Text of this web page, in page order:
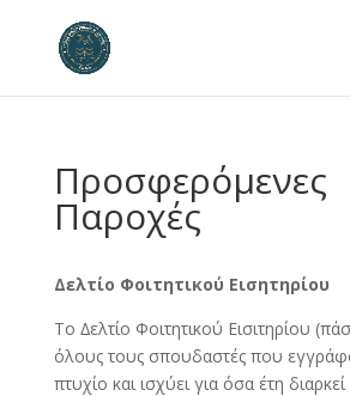
Προσφερόμενες
Παροχές
Δελτίο Φοιτητικού Εισητηρίου
Το ∆ελτίο Φοιτητικού Εισιτηρίου
όλους τους σπουδαστές που
πτυχίο και ισχύει για όσα έτη